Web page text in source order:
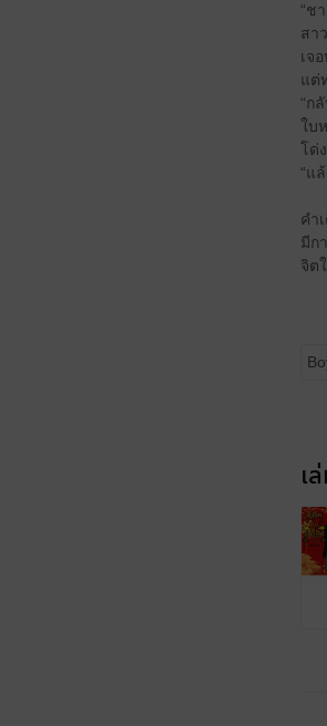
“ช
สา
เจ
แต่
“ก
ใบ
โด่
“แ
คำ
มีก
จิต
เ